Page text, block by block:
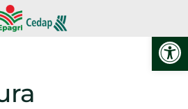
Abrir